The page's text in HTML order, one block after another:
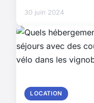
30 juin 2024
LOCATION